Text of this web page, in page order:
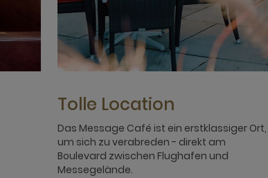
Tolle Location
Das Message Café ist ein erstklassiger Ort,
um sich zu verabreden - direkt am
Boulevard zwischen Flughafen und
Messegelände.